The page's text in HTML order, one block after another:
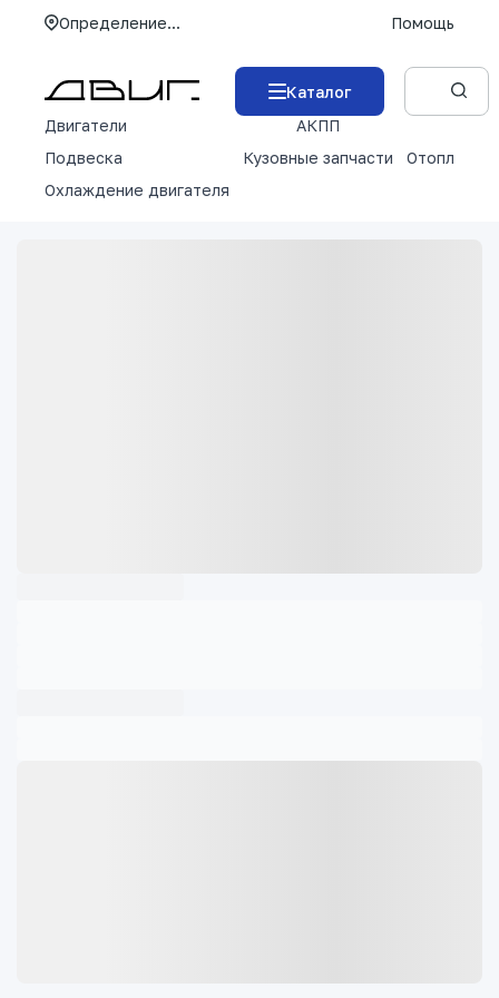
Определение... Помощь
Каталог
Двигатели
АКПП
Подвеска
Кузовные запчасти
Отопление
Охлаждение двигателя